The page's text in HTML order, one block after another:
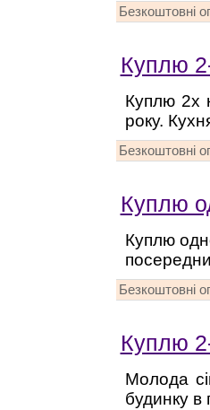
Безкоштовні
Куплю
Куплю 2х
року.
Безкоштовні
Куплю
Куплю
Безкоштовні
Куплю
Молода
будинку в